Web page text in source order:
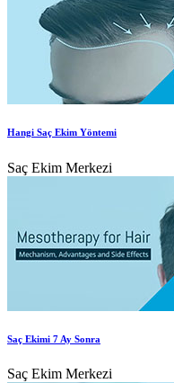
Hangi Saç Ekim Yöntemi
Saç Ekim Merkezi
Saç Ekimi 7 Ay Sonra
Saç Ekim Merkezi